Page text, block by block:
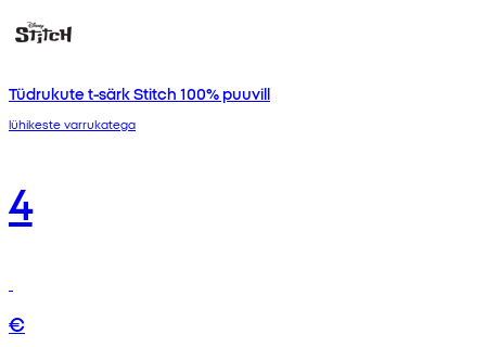
Tüdrukute t-särk Stitch 100% puuvill
lühikeste varrukatega
4
€